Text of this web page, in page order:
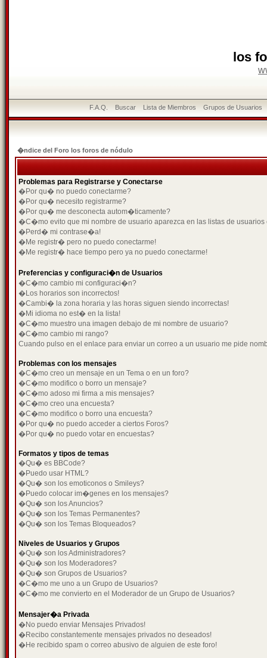
los
F.A.Q. Buscar Lista de Miembros Grupos de Usuarios
�ndice del Foro los foros de nódulo
Problemas para Registrarse y Conectarse
�Por qu� no puedo conectarme?
�Por qu� necesito registrarme?
�Por qu� me desconecta autom�ticamente?
�C�mo evito que mi nombre de usuario aparezca en las listas de usuarios
�Perd� mi contrase�a!
�Me registr� pero no puedo conectarme!
�Me registr� hace tiempo pero ya no puedo conectarme!
Preferencias y configuraci�n de Usuarios
�C�mo cambio mi configuraci�n?
�Los horarios son incorrectos!
�Cambi� la zona horaria y las horas siguen siendo incorrectas!
�Mi idioma no est� en la lista!
�C�mo muestro una imagen debajo de mi nombre de usuario?
�C�mo cambio mi rango?
Cuando pulso en el enlace para enviar un correo a un usuario me pide
Problemas con los mensajes
�C�mo creo un mensaje en un Tema o en un foro?
�C�mo modifico o borro un mensaje?
�C�mo adoso mi firma a mis mensajes?
�C�mo creo una encuesta?
�C�mo modifico o borro una encuesta?
�Por qu� no puedo acceder a ciertos Foros?
�Por qu� no puedo votar en encuestas?
Formatos y tipos de temas
�Qu� es BBCode?
�Puedo usar HTML?
�Qu� son los emoticonos o Smileys?
�Puedo colocar im�genes en los mensajes?
�Qu� son los Anuncios?
�Qu� son los Temas Permanentes?
�Qu� son los Temas Bloqueados?
Niveles de Usuarios y Grupos
�Qu� son los Administradores?
�Qu� son los Moderadores?
�Qu� son Grupos de Usuarios?
�C�mo me uno a un Grupo de Usuarios?
�C�mo me convierto en el Moderador de un Grupo de Usuarios?
Mensajer�a Privada
�No puedo enviar Mensajes Privados!
�Recibo constantemente mensajes privados no deseados!
�He recibido spam o correo abusivo de alguien de este foro!